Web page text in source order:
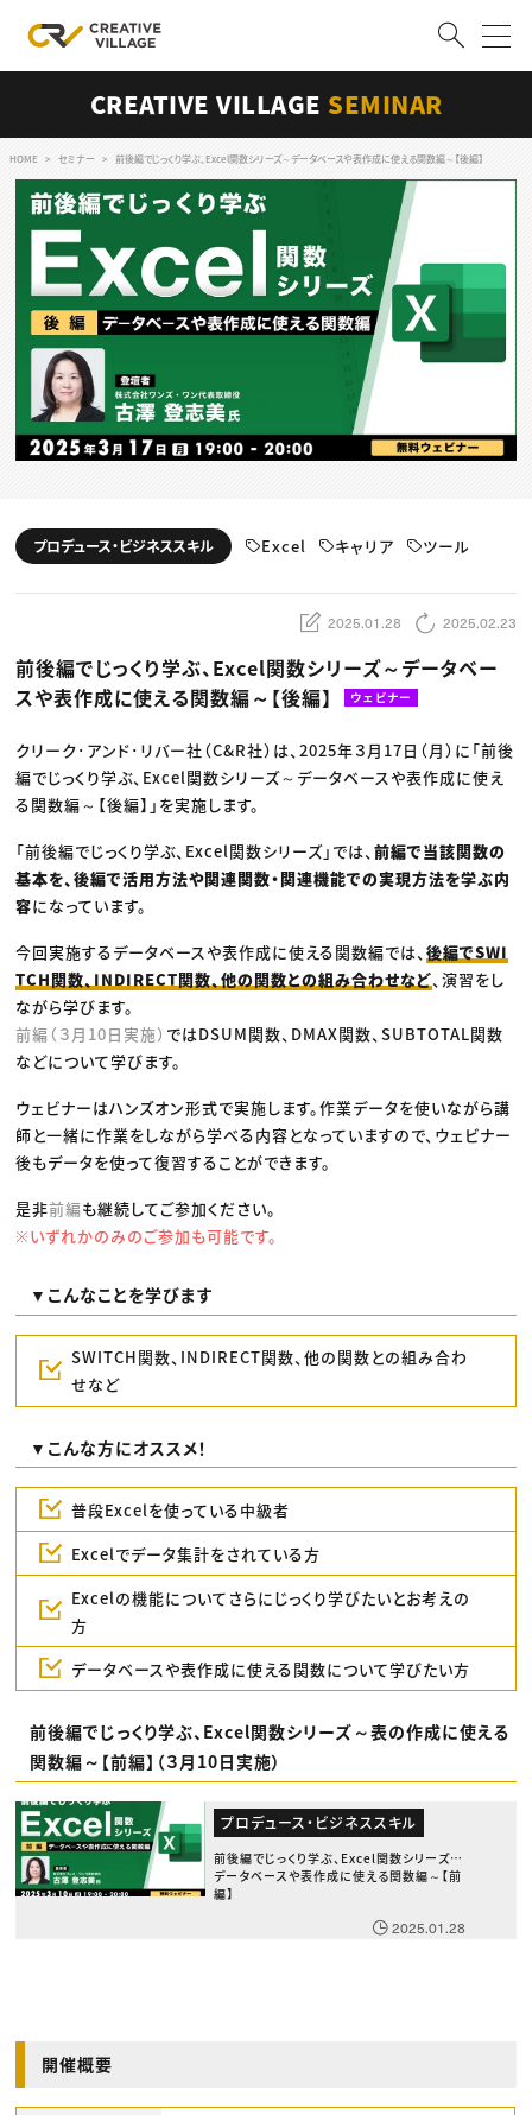
ログイン 会員登録
RECRUIT
クリエイター求人を探す
CREATIVE JOB求人検索
特集求人
採用説明会
転職支援サービス
CONTENTS
スキルアップしたい！
動画配信・映像制作
編集・ライティング
ディレクション
TOP Creator’s コラム トップ
Webクリエイター
ゲームクリエイター
クリエイターインタビュー
C＆R Magazine
セミナー
ニュース・トレンド トップ
Web
映像
広告
出版
CREATIVE VILLAGEからのお知らせ
CREATIVE VILLAGE SEMINAR
HOME セミナー 前後編でじっくり学ぶ、Excel関数シリーズ～データベースや表作成に使える関数編～【後編】
プロデュース・ビジネススキル Excel キャリア ツール
2025.01.28 2025.02.23
前後編でじっくり学ぶ、Excel関数シリーズ～データベー
スや表作成に使える関数編～【後編】
ウェビナー
クリーク･アンド･リバー社（C&R社）は、2025年３月17日（月）に「前後
編でじっくり学ぶ、Excel関数シリーズ～データベースや表作成に使え
る関数編～【後編】」を実施します。
「前後編でじっくり学ぶ、Excel関数シリーズ」では、前編で当該関数の
基本を、後編で活用方法や関連関数・関連機能での実現方法を学ぶ内
容になっています。
今回実施するデータベースや表作成に使える関数編では、後編でSWI
TCH関数、INDIRECT関数、他の関数との組み合わせなど、演習をし
ながら学びます。
前編（３月10日実施） ではDSUM関数、DMAX関数、SUBTOTAL関数
などについて学びます。
ウェビナーはハンズオン形式で実施します。作業データを使いながら講
師と一緒に作業をしながら学べる内容となっていますので、ウェビナー
後もデータを使って復習することができます。
是非前編も継続してご参加ください。
※いずれかのみのご参加も可能です。
▼こんなことを学びます
SWITCH関数、INDIRECT関数、他の関数との組み合わ
せなど
▼こんな方にオススメ！
普段Excelを使っている中級者
Excelでデータ集計をされている方
Excelの機能についてさらにじっくり学びたいとお考えの
方
データベースや表作成に使える関数について学びたい方
前後編でじっくり学ぶ、Excel関数シリーズ～表の作成に使える
関数編～【前編】（３月10日実施）
プロデュース・ビジネススキル
前後編でじっくり学ぶ、Excel関数シリーズ～
データベースや表作成に使える関数編～【前
編】
2025.01.28
開催概要